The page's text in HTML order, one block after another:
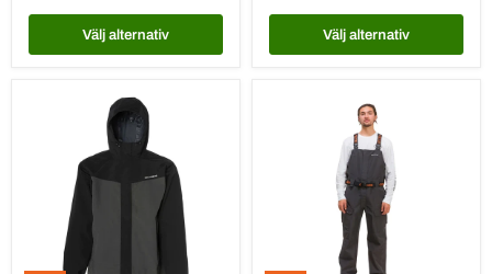
Välj alternativ Välj alternativ